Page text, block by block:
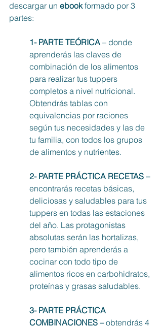
descargar un ebook formado por 3
partes:
1- PARTE TEÓRICA – donde
aprenderás las claves de
combinación de los alimentos
para realizar tus tuppers
completos a nivel nutricional.
Obtendrás tablas con
equivalencias por raciones
según tus necesidades y las de
tu familia, con todos los grupos
de alimentos y nutrientes.
2- PARTE PRÁCTICA RECETAS –
encontrarás recetas básicas,
deliciosas y saludables para tus
tuppers en todas las estaciones
del año. Las protagonistas
absolutas serán las hortalizas,
pero también aprenderás a
cocinar con todo tipo de
alimentos ricos en carbohidratos,
proteínas y grasas saludables.
3- PARTE PRÁCTICA
COMBINACIONES – obtendrás 4